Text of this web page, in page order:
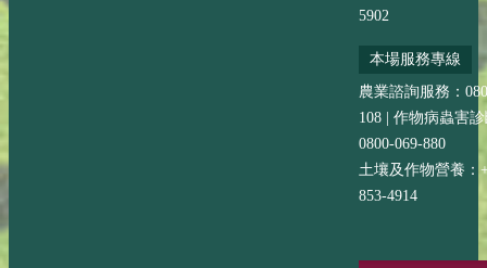
5902
本場服務專線
農業諮詢服務：
108 | 作物病蟲害
0800-069-880
土壤及作物營養：
853-4914